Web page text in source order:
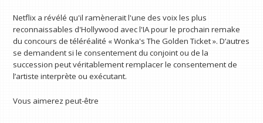
Netflix a révélé qu'il ramènerait l'une des voix les plus
reconnaissables d'Hollywood avec l'IA pour le prochain remake
du concours de téléréalité « Wonka's The Golden Ticket ». D’autres
se demandent si le consentement du conjoint ou de la
succession peut véritablement remplacer le consentement de
l’artiste interprète ou exécutant.
Vous aimerez peut-être